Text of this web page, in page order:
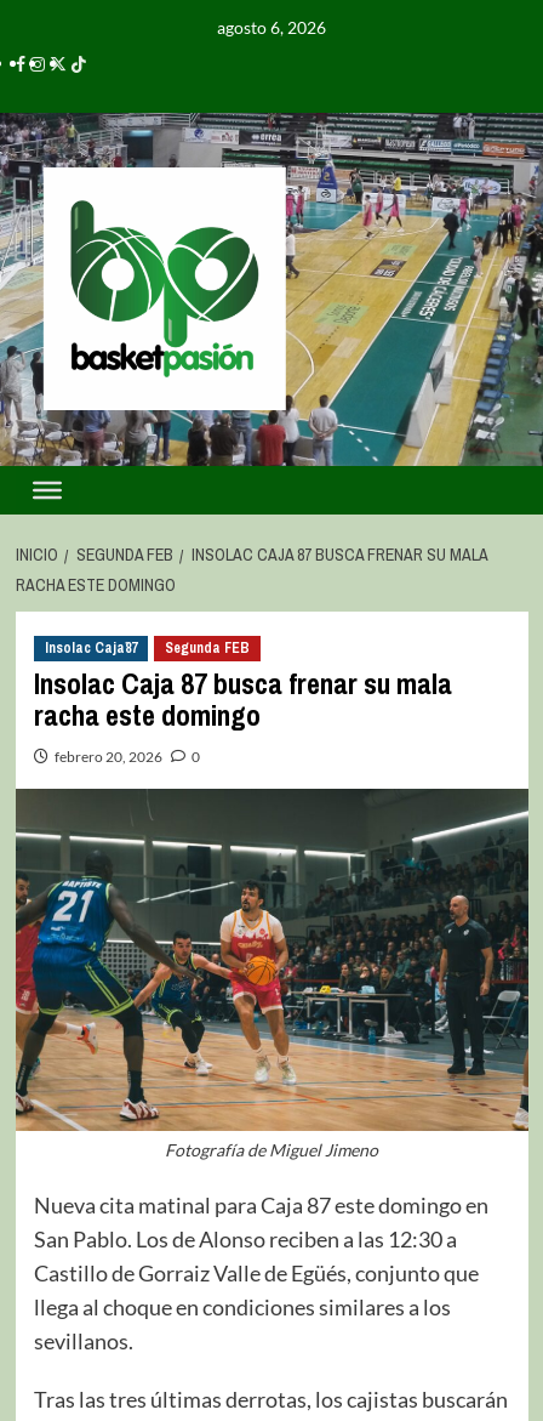
agosto 6, 2026
INICIO SEGUNDA FEB
INSOLAC CAJA 87 BUSCA FRENAR SU MALA
RACHA ESTE DOMINGO
Insolac Caja´87 Segunda FEB
Insolac Caja 87 busca frenar su mala
racha este domingo
febrero 20, 2026 0
Fotografía de Miguel Jimeno
Nueva cita matinal para Caja 87 este domingo en
San Pablo. Los de Alonso reciben a las 12:30 a
Castillo de Gorraiz Valle de Egüés, conjunto que
llega al choque en condiciones similares a los
sevillanos.
Tras las tres últimas derrotas, los cajistas buscarán